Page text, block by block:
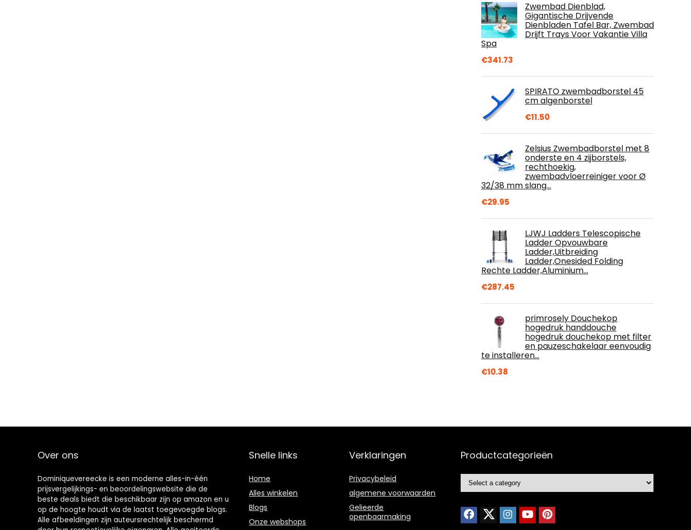
Zwembad Dienblad,
Gigantische Drijvende
Dienbladen Tafel Bar, Zwembad
Drijft Trays Voor Vakantie Villa
Spa
€341.73
SPIRATO zwembadborstel 45
cm algenborstel
€11.50
Zelsius Zwembadborstel met 8
onderste en 4 zijborstels,
rechthoekig,
zwembadvloerreiniger voor Ø
32/38 mm slang…
€29.95
LJWJ Ladders Telescopische
Ladder Opvouwbare
Ladder,Uitbreiding
Ladder,Onesided Folding
Rechte Ladder,Aluminium…
€287.45
primrosely Douchekop
hogedruk handdouche
hogedruk douchekop met filter
en pauzeschakelaar eenvoudig
te installeren…
€10.38
Over ons
Dominiquevereecke is een moderne alles-in-één
prijsvergelijkings- en beoordelingswebsite die de
beste deals biedt die beschikbaar zijn op amazon en u
op de hoogte houdt via de laatst toegevoegde blogs.
Alle afbeeldingen zijn auteursrechtelijk beschermd
Snelle links
Home
Alles winkelen
Blogs
Onze webshops
Verklaringen
Privacybeleid
algemene voorwaarden
Gelieerde
openbaarmaking
Productcategorieën